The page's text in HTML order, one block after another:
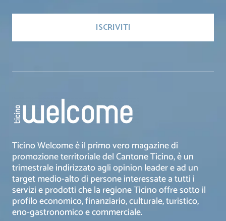
Ticino Welcome è il primo vero magazine di
promozione territoriale del Cantone Ticino, è un
trimestrale indirizzato agli opinion leader e ad un
target medio-alto di persone interessate a tutti i
servizi e prodotti che la regione Ticino offre sotto il
profilo economico, finanziario, culturale, turistico,
eno-gastronomico e commerciale.